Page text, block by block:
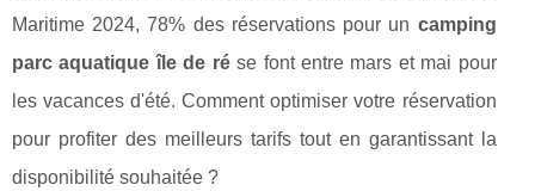
Maritime 2024, 78% des réservations pour un camping
parc aquatique île de rése font entre mars et mai pour
les vacances d'été. Comment optimiser votre réservation
pour profiter des meilleurs tarifs tout en garantissant la
disponibilité souhaitée ?